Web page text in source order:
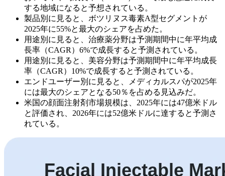
する地域になると予想されている。
製品別に見ると、ボツリヌス毒素A型セグメントが
2025年に55%と最大のシェアを占めた。
用途別に見ると、治療薬分野は予測期間中に年平均成
長率（CAGR）6%で成長すると予測されている。
用途別に見ると、美容分野は予測期間中に年平均成長
率（CAGR）10%で成長すると予測されている。
エンドユーザー別に見ると、メディカルスパが2025年
には最大のシェアとなる50％を占める見込みだ。
米国の顔面注射剤市場規模は、2025年には47億米ドル
と評価され、2026年には52億米ドルに達すると予測さ
れている。